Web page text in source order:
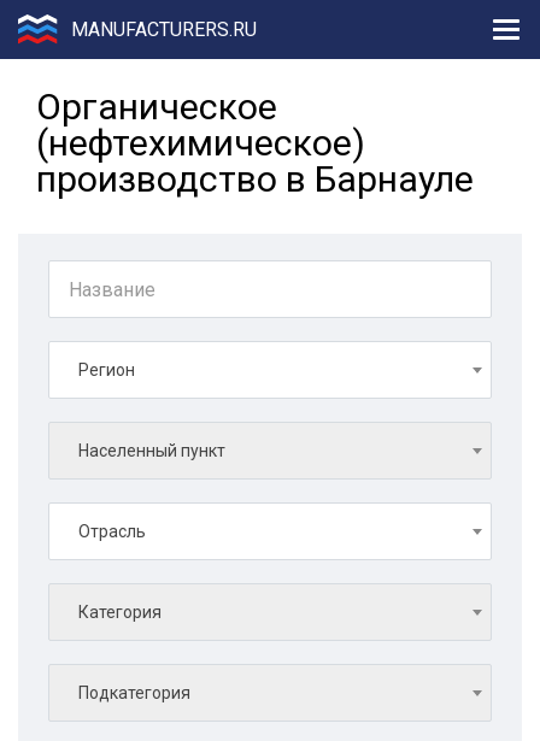
MANUFACTURERS.RU
Органическое
(нефтехимическое)
производство в Барнауле
Регион
Населенный пункт
Отрасль
Категория
Подкатегория